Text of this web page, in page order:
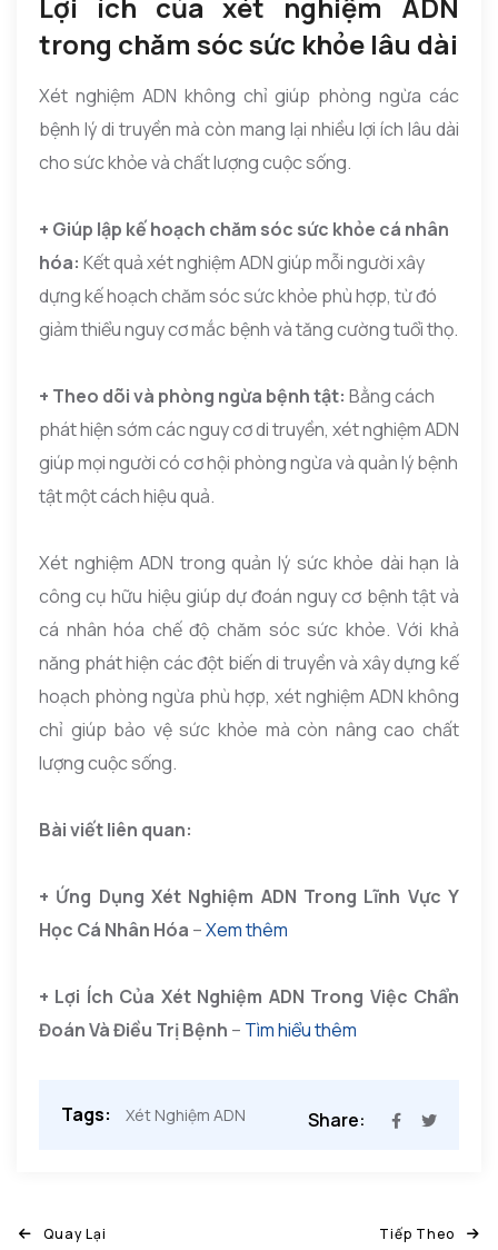
trong chăm sóc sức khỏe lâu dài
Xét nghiệm ADN không chỉ giúp phòng ngừa các
bệnh lý di truyền mà còn mang lại nhiều lợi ích lâu dài
cho sức khỏe và chất lượng cuộc sống.
+ Giúp lập kế hoạch chăm sóc sức khỏe cá nhân
hóa: Kết quả xét nghiệm ADN giúp mỗi người xây
dựng kế hoạch chăm sóc sức khỏe phù hợp, từ đó
giảm thiểu nguy cơ mắc bệnh và tăng cường tuổi thọ.
+ Theo dõi và phòng ngừa bệnh tật: Bằng cách
phát hiện sớm các nguy cơ di truyền, xét nghiệm ADN
giúp mọi người có cơ hội phòng ngừa và quản lý bệnh
tật một cách hiệu quả.
Xét nghiệm ADN trong quản lý sức khỏe dài hạn là
công cụ hữu hiệu giúp dự đoán nguy cơ bệnh tật và
cá nhân hóa chế độ chăm sóc sức khỏe. Với khả
năng phát hiện các đột biến di truyền và xây dựng kế
hoạch phòng ngừa phù hợp, xét nghiệm ADN không
chỉ giúp bảo vệ sức khỏe mà còn nâng cao chất
lượng cuộc sống.
Bài viết liên quan:
+ Ứng Dụng Xét Nghiệm ADN Trong Lĩnh Vực Y
Học Cá Nhân Hóa –Xem thêm
+ Lợi Ích Của Xét Nghiệm ADN Trong Việc Chẩn
Đoán Và Điều Trị Bệnh – Tìm hiểu thêm
Tags: Xét Nghiệm ADN Share:
Quay Lại Tiếp Theo